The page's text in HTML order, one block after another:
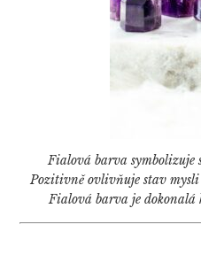
Fialová barva
Pozitivně ovlivňuje stav
Fialová barva je dokonalá